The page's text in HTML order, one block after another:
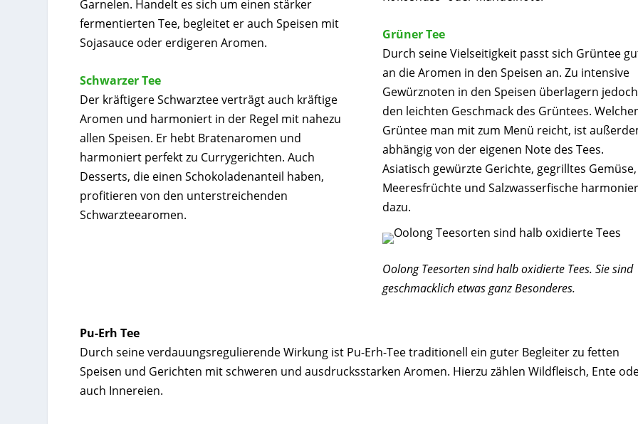
Garnelen. Handelt es sich um einen stärker
fermentierten Tee, begleitet er auch Speisen mit
Sojasauce oder erdigeren Aromen.
Schwarzer Tee
Der kräftigere Schwarztee verträgt auch kräftige
Aromen und harmoniert in der Regel mit nahezu
allen Speisen. Er hebt Bratenaromen und
harmoniert perfekt zu Currygerichten. Auch
Desserts, die einen Schokoladenanteil haben,
profitieren von den unterstreichenden
Schwarzteearomen.
Grüner Tee
Durch seine Vielseitigkeit passt sich Grüntee
an die Aromen in den Speisen an. Zu intensive
Gewürznoten in den Speisen überlagern jedoch
den leichten Geschmack des Grüntees.
Grüntee man mit zum Menü reicht, ist
abhängig von der eigenen Note des Tees.
Asiatisch gewürzte Gerichte, gegrilltes Gemüse,
Meeresfrüchte und Salzwasserfische
dazu.
Oolong Teesorten sind halb oxidierte Tees. Sie sind
geschmacklich etwas ganz Besonderes.
Pu-Erh Tee
Durch seine verdauungsregulierende Wirkung ist Pu-Erh-Tee traditionell ein guter Begleiter zu fetten
Speisen und Gerichten mit schweren und ausdrucksstarken Aromen. Hierzu zählen Wildfleisch, Ente
auch Innereien.